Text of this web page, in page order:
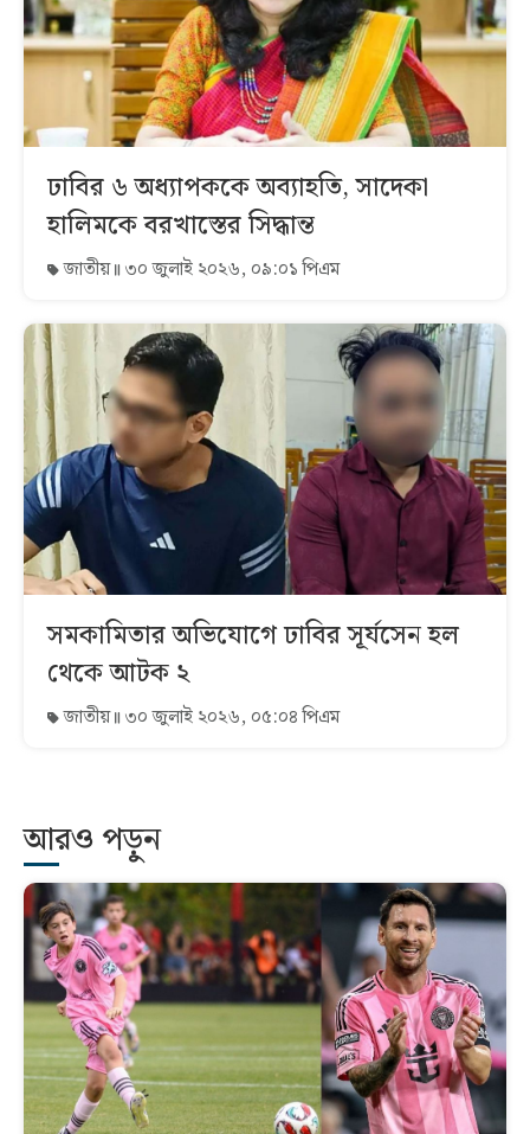
ঢাবির ৬ অধ্যাপককে অব্যাহতি, সাদেকা
হালিমকে বরখাস্তের সিদ্ধান্ত
জাতীয় ৩০ জুলাই ২০২৬, ০৯:০১ পিএম
সমকামিতার অভিযোগে ঢাবির সূর্যসেন হল
থেকে আটক ২
জাতীয় ৩০ জুলাই ২০২৬, ০৫:০৪ পিএম
আরও পড়ুন